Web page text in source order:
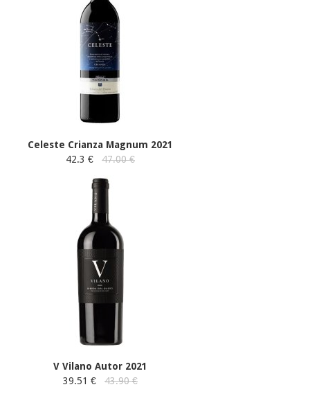
Celeste Crianza Magnum 2021
42.3 €
47.00 €
V Vilano Autor 2021
39.51 €
43.90 €